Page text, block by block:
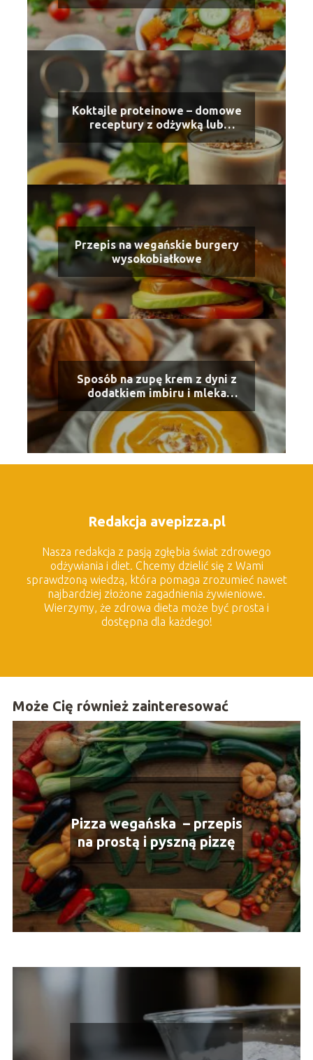
Koktajle proteinowe – domowe
receptury z odżywką lub
naturalnym białkiem
Przepis na wegańskie burgery
wysokobiałkowe
Sposób na zupę krem z dyni z
dodatkiem imbiru i mleka
kokosowego
Redakcja avepizza.pl
Nasza redakcja z pasją zgłębia świat zdrowego
odżywiania i diet. Chcemy dzielić się z Wami
sprawdzoną wiedzą, która pomaga zrozumieć nawet
najbardziej złożone zagadnienia żywieniowe.
Wierzymy, że zdrowa dieta może być prosta i
dostępna dla każdego!
Może Cię również zainteresować
Pizza wegańska – przepis
na prostą i pyszną pizzę